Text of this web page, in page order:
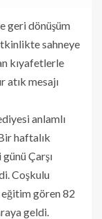
geri dönüşüm
sahneye
kıyafetlerle
atık mesajı
anlamlı
haftalık
Çarşı
Coşkulu
gören 82
geldi.